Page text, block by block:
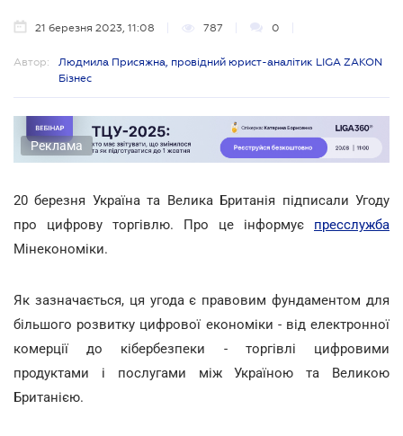
21 березня 2023, 11:08 787 0
Автор:
Людмила Присяжна, провідний юрист-аналітик LIGA ZAKON
Бізнес
Реклама
20 березня Україна та Велика Британія підписали Угоду
про цифрову торгівлю. Про це інформує пресслужба
Мінекономіки.
Як зазначається, ця угода є правовим фундаментом для
більшого розвитку цифрової економіки - від електронної
комерції до кібербезпеки - торгівлі цифровими
продуктами і послугами між Україною та Великою
Британією.